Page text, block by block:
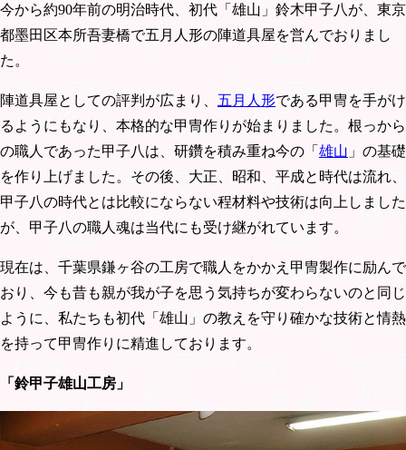
今から約90年前の明治時代、初代「雄山」鈴木甲子八が、東京
都墨田区本所吾妻橋で五月人形の陣道具屋を営んでおりまし
た。
陣道具屋としての評判が広まり、 五月人形である甲冑を手がけ
るようにもなり、本格的な甲冑作りが始まりました。根っから
の職人であった甲子八は、研鑽を積み重ね今の「 雄山 」の基礎
を作り上げました。その後、大正、昭和、平成と時代は流れ、
甲子八の時代とは比較にならない程材料や技術は向上しました
が、甲子八の職人魂は当代にも受け継がれています。
現在は、千葉県鎌ヶ谷の工房で職人をかかえ甲冑製作に励んで
おり、今も昔も親が我が子を思う気持ちが変わらないのと同じ
ように、私たちも初代「雄山」の教えを守り確かな技術と情熱
を持って甲冑作りに精進しております。
「鈴甲子雄山工房」